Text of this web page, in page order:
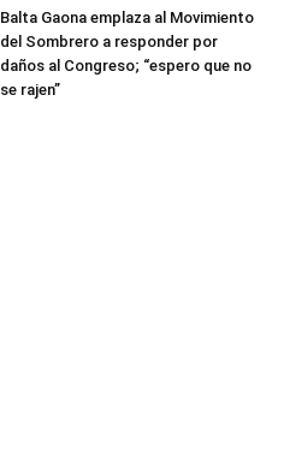
Balta Gaona emplaza al Movimiento
del Sombrero a responder por
daños al Congreso; “espero que no
se rajen”